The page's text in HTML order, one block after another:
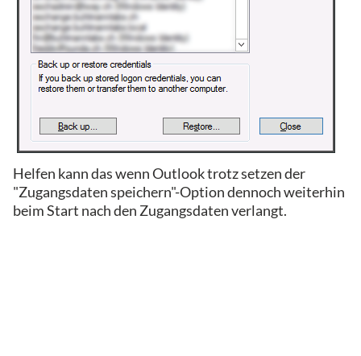
Helfen kann das wenn Outlook trotz setzen der
"Zugangsdaten speichern"-Option dennoch weiterhin
beim Start nach den Zugangsdaten verlangt.